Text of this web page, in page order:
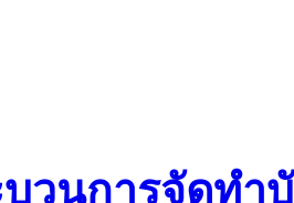
บวนการจัดทำ